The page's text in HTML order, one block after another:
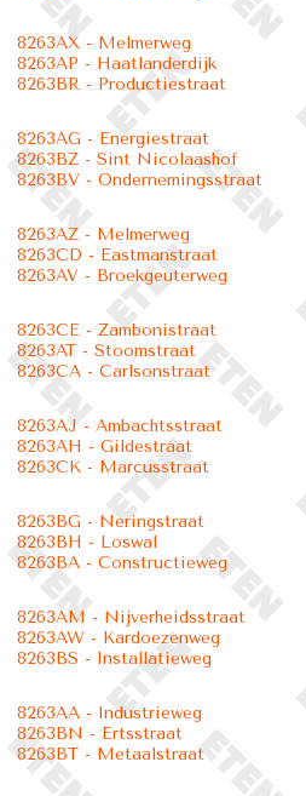
8263AX - Melmerweg
8263AP - Haatlanderdijk
8263BR - Productiestraat
8263AG - Energiestraat
8263BZ - Sint Nicolaashof
8263BV - Ondernemingsstraat
8263AZ - Melmerweg
8263CD - Eastmanstraat
8263AV - Broekgeuterweg
8263CE - Zambonistraat
8263AT - Stoomstraat
8263CA - Carlsonstraat
8263AJ - Ambachtsstraat
8263AH - Gildestraat
8263CK - Marcusstraat
8263BG - Neringstraat
8263BH - Loswal
8263BA - Constructieweg
8263AM - Nijverheidsstraat
8263AW - Kardoezenweg
8263BS - Installatieweg
8263AA - Industrieweg
8263BN - Ertsstraat
8263BT - Metaalstraat